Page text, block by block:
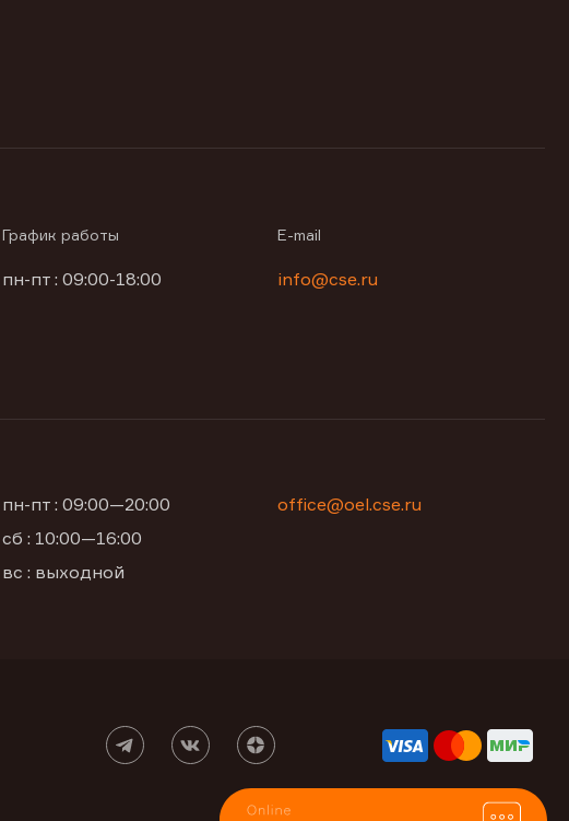
График работы
пн-пт : 09:00-18:00
E-mail
info@cse.ru
пн-пт : 09:00—20:00
сб : 10:00—16:00
вс : выходной
office@oel.cse.ru